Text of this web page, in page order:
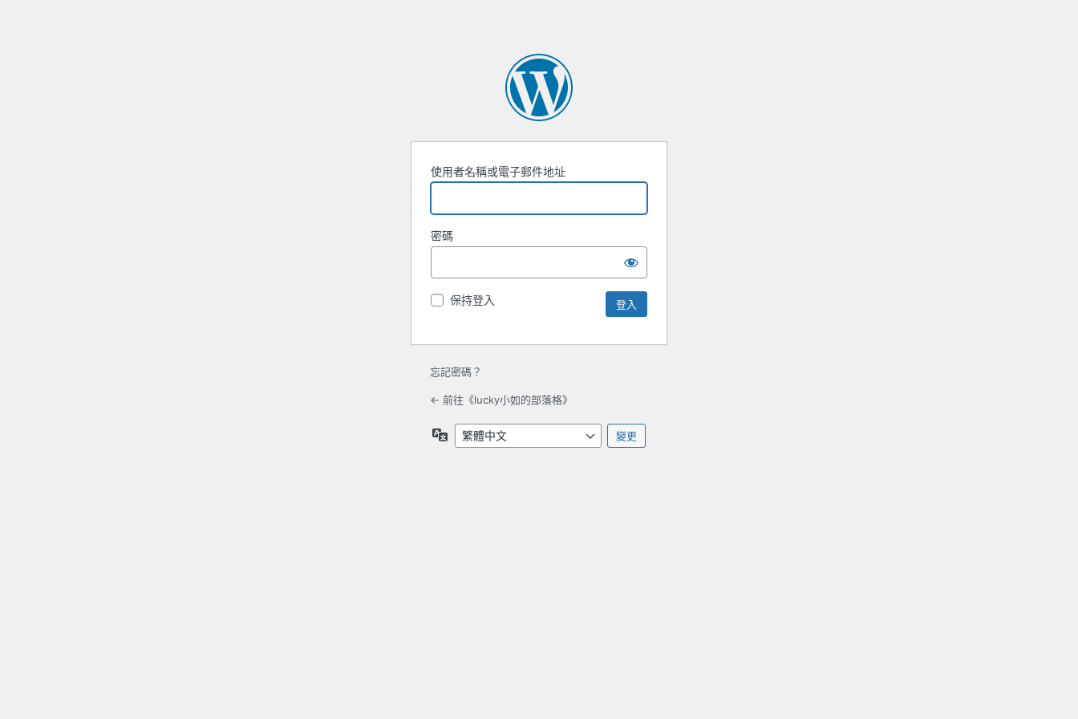
使用者名稱或電子郵件地址
密碼
保持登入
忘記密碼？
← 前往《lucky小如的部落格》
言